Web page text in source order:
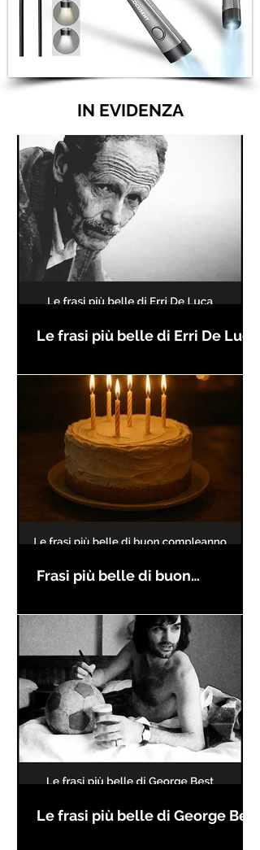
IN EVIDENZA
Le frasi più belle di Erri De Luca
Frasi più belle di buon
Le frasi più belle di George Best